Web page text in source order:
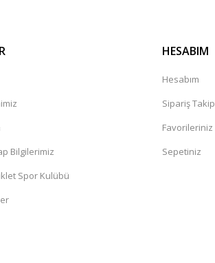
Bilgilerimiz
Spor Kulübü
HESABIM
Hesabım
Sipariş Takip
Favorileriniz
Sepetiniz